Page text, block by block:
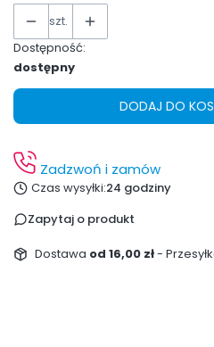
szt.
Dostępność:
dostępny
DODAJ DO
Zadzwoń i zamów
Czas wysyłki:24 godziny
Zapytaj o produkt
Dostawa od 16,00 zł-